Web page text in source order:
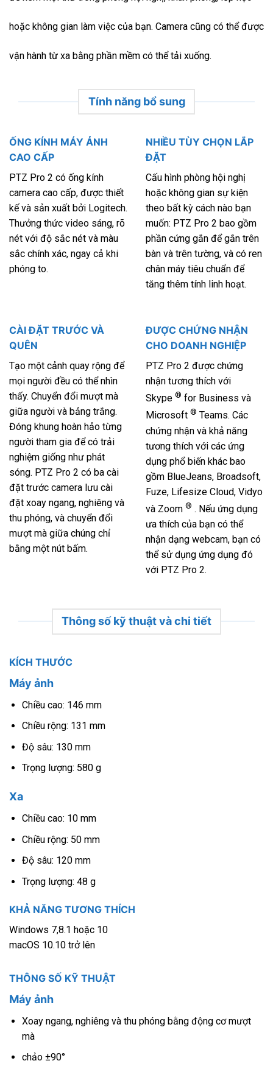
hoặc không gian làm việc của bạn. Camera cũng có thể được
vận hành từ xa bằng phần mềm có thể tải xuống.
Tính năng bổ sung
ỐNG KÍNH MÁY ẢNH
CAO CẤP
PTZ Pro 2 có ống kính
camera cao cấp, được thiết
kế và sản xuất bởi Logitech.
Thưởng thức video sáng, rõ
nét với độ sắc nét và màu
sắc chính xác, ngay cả khi
phóng to.
NHIỀU TÙY CHỌN LẮP
ĐẶT
Cấu hình phòng hội nghị
hoặc không gian sự kiện
theo bất kỳ cách nào bạn
muốn: PTZ Pro 2 bao gồm
phần cứng gắn để gắn trên
bàn và trên tường, và có ren
chân máy tiêu chuẩn để
tăng thêm tính linh hoạt.
CÀI ĐẶT TRƯỚC VÀ
QUÊN
Tạo một cảnh quay rộng để
mọi người đều có thể nhìn
thấy. Chuyển đổi mượt mà
giữa người và bảng trắng.
Đóng khung hoàn hảo từng
người tham gia để có trải
nghiệm giống như phát
sóng. PTZ Pro 2 có ba cài
đặt trước camera lưu cài
đặt xoay ngang, nghiêng và
thu phóng, và chuyển đổi
mượt mà giữa chúng chỉ
bằng một nút bấm.
ĐƯỢC CHỨNG NHẬN
CHO DOANH NGHIỆP
PTZ Pro 2 được chứng
nhận tương thích với
Skype ® for Business và
Microsoft ® Teams. Các
chứng nhận và khả năng
tương thích với các ứng
dụng phổ biến khác bao
gồm BlueJeans, Broadsoft,
Fuze, Lifesize Cloud, Vidyo
và Zoom ® . Nếu ứng dụng
ưa thích của bạn có thể
nhận dạng webcam, bạn có
thể sử dụng ứng dụng đó
với PTZ Pro 2.
Thông số kỹ thuật và chi tiết
KÍCH THƯỚC
Máy ảnh
Chiều cao: 146 mm
Chiều rộng: 131 mm
Độ sâu: 130 mm
Trọng lượng: 580 g
Xa
Chiều cao: 10 mm
Chiều rộng: 50 mm
Độ sâu: 120 mm
Trọng lượng: 48 g
KHẢ NĂNG TƯƠNG THÍCH
Windows 7,8.1 hoặc 10
macOS 10.10 trở lên
THÔNG SỐ KỸ THUẬT
Máy ảnh
Xoay ngang, nghiêng và thu phóng bằng động cơ mượt
mà
chảo ±90°